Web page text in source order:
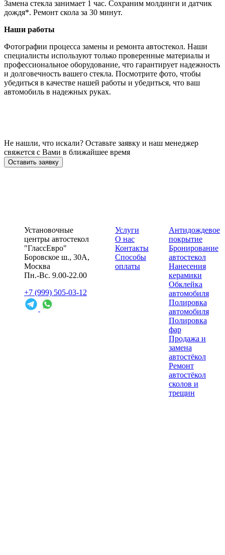
Замена стекла занимает 1 час. Сохраним молдинги и датчик
дождя*. Ремонт скола за 30 минут.
Наши работы
Фотографии процесса замены и ремонта автостекол. Наши
специалисты используют только проверенные материалы и
профессиональное оборудование, что гарантирует надежность
и долговечность вашего стекла. Посмотрите фото, чтобы
убедиться в качестве нашей работы и убедиться, что ваш
автомобиль в надежных руках.
Не нашли, что искали? Оставьте заявку и наш менеджер
свяжется с Вами в ближайшее время
Оставить заявку
Установочные
центры автостекол
"ГлассЕвро"
Боровское ш., 30А,
Москва
Пн.-Вс. 9.00-22.00
+7 (999) 505-03-12
Услуги
О нас
Контакты
Способы
оплаты
Антидождевое
покрытие
Бронирование
автостекол
Нанесения
керамики
Обклейка
автомобиля
Полировка
автомобиля
Полировка
фар
Продажа и
замена
автостёкол
Ремонт
автостёкол
сколов и
трещин